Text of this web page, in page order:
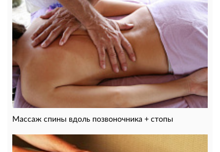
Массаж спины вдоль позвоночника + стопы